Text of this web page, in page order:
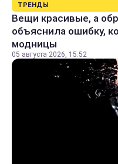
ТРЕНДЫ
Вещи красивые, а
объяснила ошибку,
модницы
05 августа 2026, 15:52